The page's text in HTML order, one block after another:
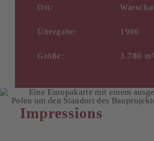
Ort:
Übergabe: 1996
Größe: 3.780 m²
Impressions